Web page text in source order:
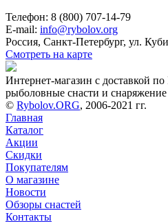
Телефон: 8 (800) 707-14-79
E-mail: info@rybolov.org
Россия, Санкт-Петербург, ул.
Смотреть на карте
Интернет-магазин с доставкой по
рыболовные снасти и
© Rybolov.ORG, 2006-2021 гг.
Главная
Каталог
Акции
Скидки
Покупателям
О магазине
Новости
Обзоры снастей
Контакты